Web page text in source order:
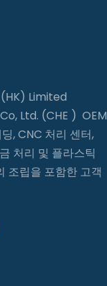
Limited
Ltd. (CHE ) OEM
, CNC 처리 센터,
처리 및 플라스틱
조립을 포함한 고객